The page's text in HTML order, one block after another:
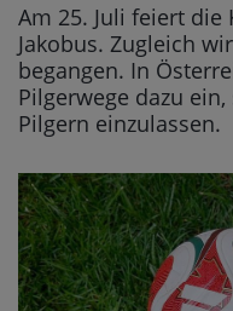
Am 25. Juli feiert die
Jakobus. Zugleich
begangen. In
Pilgerwege dazu
Pilgern einzulassen.